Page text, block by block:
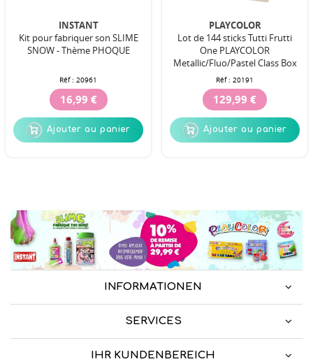
INSTANT
Kit pour fabriquer son SLIME
SNOW - Thème PHOQUE
Réf : 20961
16,99 €
Ajouter au panier
PLAYCOLOR
Lot de 144 sticks Tutti Frutti
One PLAYCOLOR
Metallic/Fluo/Pastel Class Box
Réf : 20191
129,99 €
Ajouter au panier
INFORMATIONEN
SERVICES
IHR KUNDENBEREICH